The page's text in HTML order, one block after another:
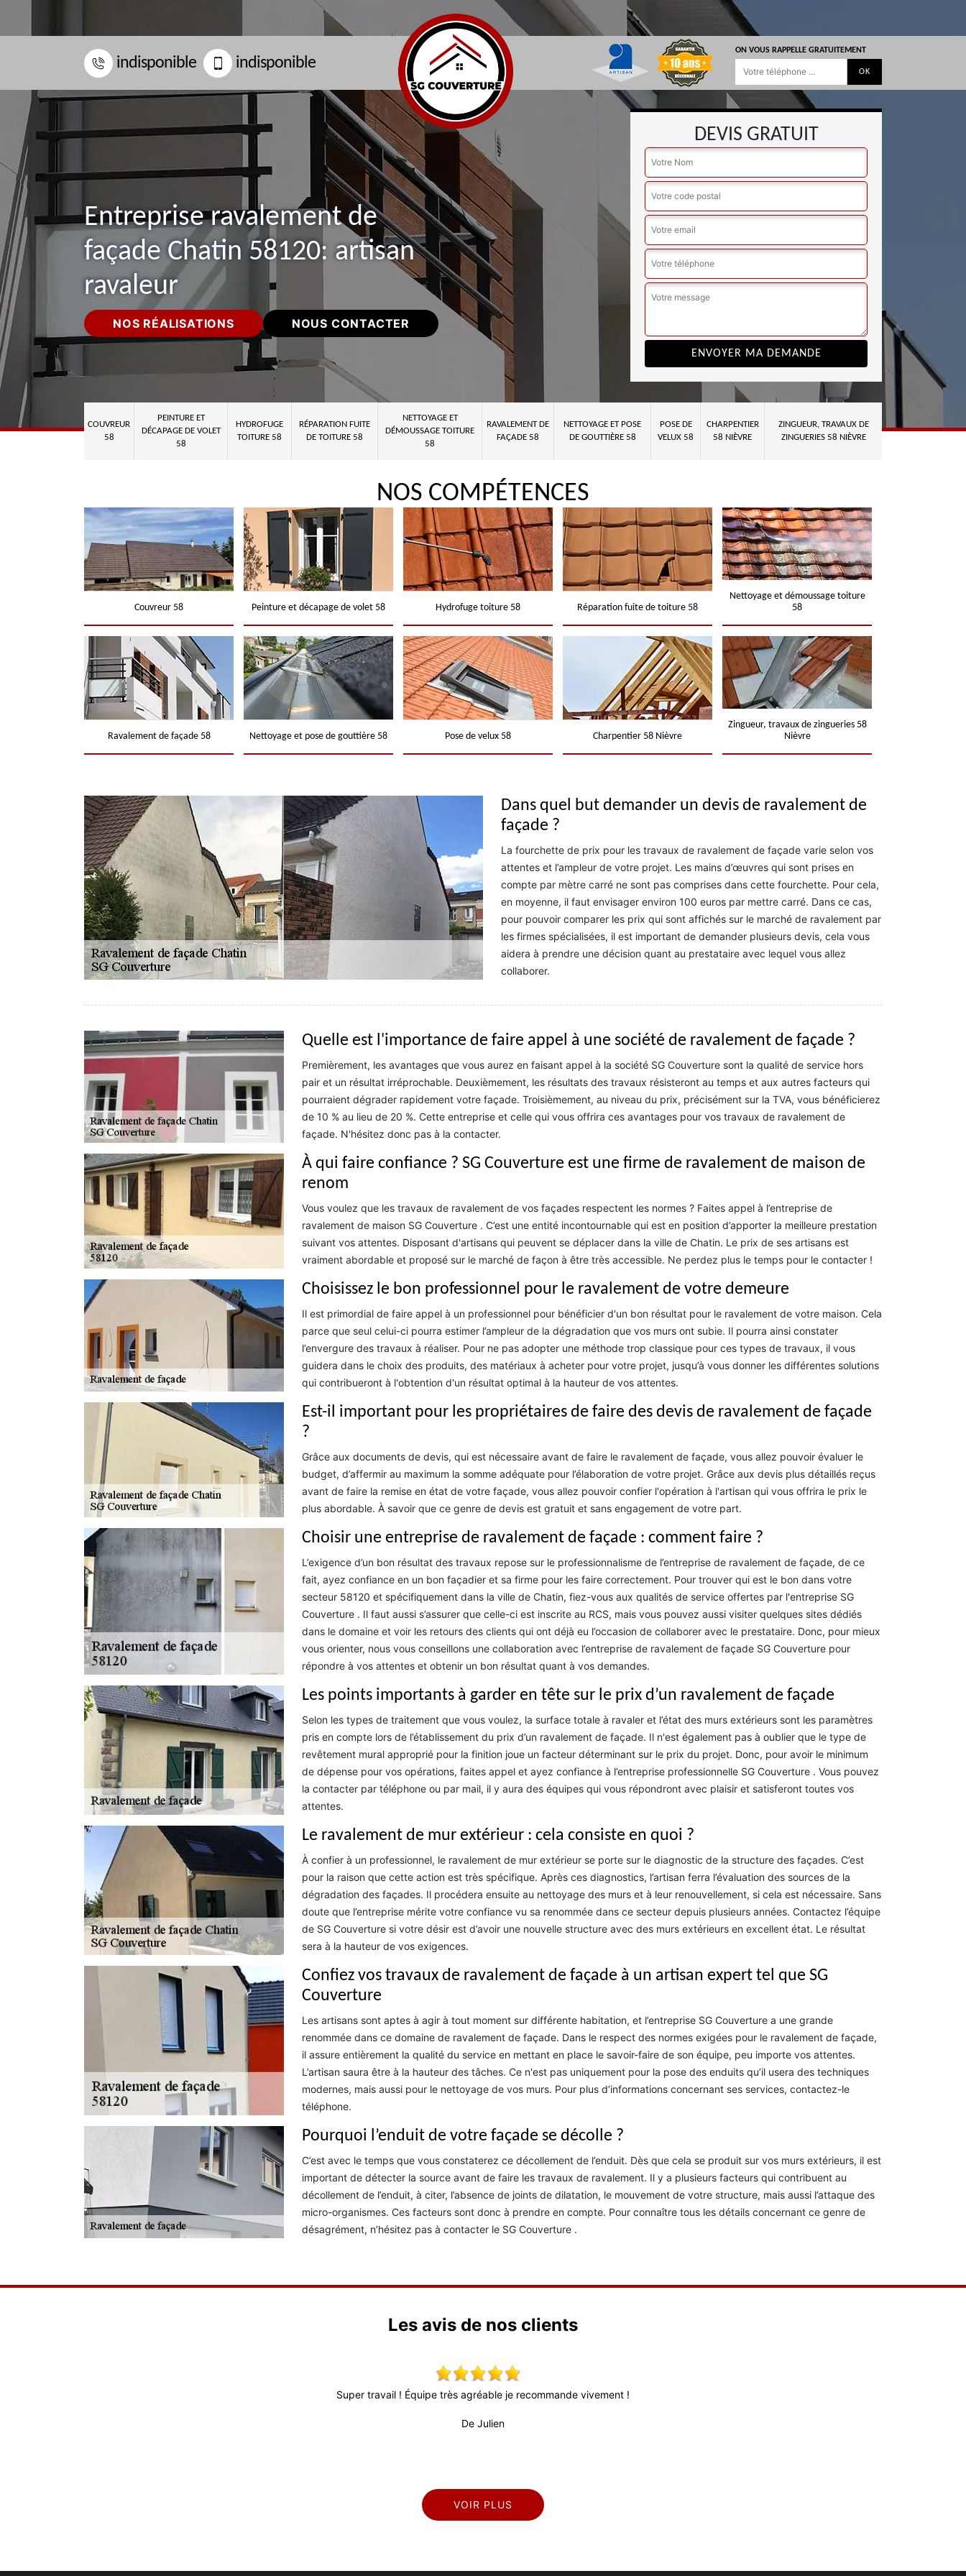
indisponible indisponible
ON VOUS RAPPELLE GRATUITEMENT
Entreprise ravalement de
façade Chatin 58120: artisan
ravaleur
NOS RÉALISATIONS NOUS CONTACTER
DEVIS GRATUIT
COUVREUR
58
PEINTURE ET
DÉCAPAGE DE VOLET
58
HYDROFUGE
TOITURE 58
RÉPARATION FUITE
DE TOITURE 58
NETTOYAGE ET
DÉMOUSSAGE TOITURE
58
RAVALEMENT DE
FAÇADE 58
NETTOYAGE ET POSE
DE GOUTTIÈRE 58
POSE DE
VELUX 58
CHARPENTIER
58 NIÈVRE
ZINGUEUR, TRAVAUX DE
ZINGUERIES 58 NIÈVRE
NOS COMPÉTENCES
Couvreur 58 Peinture et décapage de volet 58 Hydrofuge toiture 58 Réparation fuite de toiture 58
Nettoyage et démoussage toiture
58
Ravalement de façade 58 Nettoyage et pose de gouttière 58 Pose de velux 58 Charpentier 58 Nièvre
Zingueur, travaux de zingueries 58
Nièvre
Dans quel but demander un devis de ravalement de
façade ?
La fourchette de prix pour les travaux de ravalement de façade varie selon vos
attentes et l’ampleur de votre projet. Les mains d’œuvres qui sont prises en
compte par mètre carré ne sont pas comprises dans cette fourchette. Pour cela,
en moyenne, il faut envisager environ 100 euros par mettre carré. Dans ce cas,
pour pouvoir comparer les prix qui sont affichés sur le marché de ravalement par
les firmes spécialisées, il est important de demander plusieurs devis, cela vous
aidera à prendre une décision quant au prestataire avec lequel vous allez
collaborer.
Quelle est l'importance de faire appel à une société de ravalement de façade ?
Premièrement, les avantages que vous aurez en faisant appel à la société SG Couverture sont la qualité de service hors
pair et un résultat irréprochable. Deuxièmement, les résultats des travaux résisteront au temps et aux autres facteurs qui
pourraient dégrader rapidement votre façade. Troisièmement, au niveau du prix, précisément sur la TVA, vous bénéficierez
de 10 % au lieu de 20 %. Cette entreprise et celle qui vous offrira ces avantages pour vos travaux de ravalement de
façade. N'hésitez donc pas à la contacter.
À qui faire confiance ? SG Couverture est une firme de ravalement de maison de
renom
Vous voulez que les travaux de ravalement de vos façades respectent les normes ? Faites appel à l’entreprise de
ravalement de maison SG Couverture . C’est une entité incontournable qui est en position d’apporter la meilleure prestation
suivant vos attentes. Disposant d'artisans qui peuvent se déplacer dans la ville de Chatin. Le prix de ses artisans est
vraiment abordable et proposé sur le marché de façon à être très accessible. Ne perdez plus le temps pour le contacter !
Choisissez le bon professionnel pour le ravalement de votre demeure
Il est primordial de faire appel à un professionnel pour bénéficier d'un bon résultat pour le ravalement de votre maison. Cela
parce que seul celui-ci pourra estimer l’ampleur de la dégradation que vos murs ont subie. Il pourra ainsi constater
l’envergure des travaux à réaliser. Pour ne pas adopter une méthode trop classique pour ces types de travaux, il vous
guidera dans le choix des produits, des matériaux à acheter pour votre projet, jusqu’à vous donner les différentes solutions
qui contribueront à l'obtention d'un résultat optimal à la hauteur de vos attentes.
Est-il important pour les propriétaires de faire des devis de ravalement de façade
?
Grâce aux documents de devis, qui est nécessaire avant de faire le ravalement de façade, vous allez pouvoir évaluer le
budget, d’affermir au maximum la somme adéquate pour l’élaboration de votre projet. Grâce aux devis plus détaillés reçus
avant de faire la remise en état de votre façade, vous allez pouvoir confier l'opération à l'artisan qui vous offrira le prix le
plus abordable. À savoir que ce genre de devis est gratuit et sans engagement de votre part.
Choisir une entreprise de ravalement de façade : comment faire ?
L’exigence d’un bon résultat des travaux repose sur le professionnalisme de l’entreprise de ravalement de façade, de ce
fait, ayez confiance en un bon façadier et sa firme pour les faire correctement. Pour trouver qui est le bon dans votre
secteur 58120 et spécifiquement dans la ville de Chatin, fiez-vous aux qualités de service offertes par l'entreprise SG
Couverture . Il faut aussi s’assurer que celle-ci est inscrite au RCS, mais vous pouvez aussi visiter quelques sites dédiés
dans le domaine et voir les retours des clients qui ont déjà eu l’occasion de collaborer avec le prestataire. Donc, pour mieux
vous orienter, nous vous conseillons une collaboration avec l’entreprise de ravalement de façade SG Couverture pour
répondre à vos attentes et obtenir un bon résultat quant à vos demandes.
Les points importants à garder en tête sur le prix d’un ravalement de façade
Selon les types de traitement que vous voulez, la surface totale à ravaler et l’état des murs extérieurs sont les paramètres
pris en compte lors de l’établissement du prix d’un ravalement de façade. Il n'est également pas à oublier que le type de
revêtement mural approprié pour la finition joue un facteur déterminant sur le prix du projet. Donc, pour avoir le minimum
de dépense pour vos opérations, faites appel et ayez confiance à l’entreprise professionnelle SG Couverture . Vous pouvez
la contacter par téléphone ou par mail, il y aura des équipes qui vous répondront avec plaisir et satisferont toutes vos
attentes.
Le ravalement de mur extérieur : cela consiste en quoi ?
À confier à un professionnel, le ravalement de mur extérieur se porte sur le diagnostic de la structure des façades. C’est
pour la raison que cette action est très spécifique. Après ces diagnostics, l’artisan ferra l’évaluation des sources de la
dégradation des façades. Il procédera ensuite au nettoyage des murs et à leur renouvellement, si cela est nécessaire. Sans
doute que l’entreprise mérite votre confiance vu sa renommée dans ce secteur depuis plusieurs années. Contactez l’équipe
de SG Couverture si votre désir est d’avoir une nouvelle structure avec des murs extérieurs en excellent état. Le résultat
sera à la hauteur de vos exigences.
Confiez vos travaux de ravalement de façade à un artisan expert tel que SG
Couverture
Les artisans sont aptes à agir à tout moment sur différente habitation, et l’entreprise SG Couverture a une grande
renommée dans ce domaine de ravalement de façade. Dans le respect des normes exigées pour le ravalement de façade,
il assure entièrement la qualité du service en mettant en place le savoir-faire de son équipe, peu importe vos attentes.
L’artisan saura être à la hauteur des tâches. Ce n'est pas uniquement pour la pose des enduits qu’il usera des techniques
modernes, mais aussi pour le nettoyage de vos murs. Pour plus d’informations concernant ses services, contactez-le
téléphone.
Pourquoi l’enduit de votre façade se décolle ?
C’est avec le temps que vous constaterez ce décollement de l’enduit. Dès que cela se produit sur vos murs extérieurs, il est
important de détecter la source avant de faire les travaux de ravalement. Il y a plusieurs facteurs qui contribuent au
décollement de l’enduit, à citer, l’absence de joints de dilatation, le mouvement de votre structure, mais aussi l’attaque des
micro-organismes. Ces facteurs sont donc à prendre en compte. Pour connaître tous les détails concernant ce genre de
désagrément, n’hésitez pas à contacter le SG Couverture .
Les avis de nos clients
Super travail ! Équipe très agréable je recommande vivement !
De Julien
VOIR PLUS